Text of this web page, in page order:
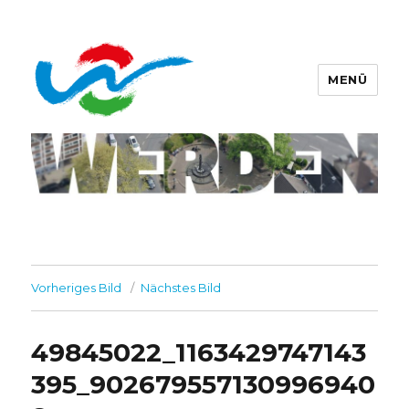
Werdener Werbering e.V.
MENÜ
Vorheriges Bild Nächstes Bild
49845022_1163429747143
395_902679557130996940